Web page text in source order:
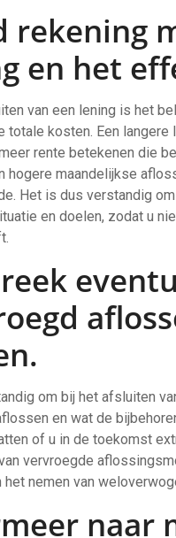
rekening
en het
van een lening is het
totale kosten. Een langere
rente betekenen die
hogere maandelijkse
Het is dus verstandig
en doelen, zodat u
om bij het afsluiten
en wat de
of u in de toekomst
vervroegde
het nemen van
naar